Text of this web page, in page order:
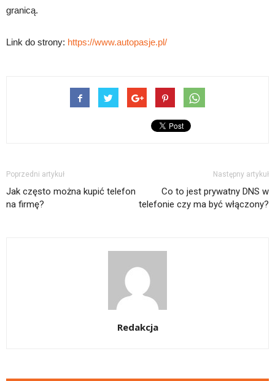
granicą.
Link do strony: https://www.autopasje.pl/
Poprzedni artykuł
Jak często można kupić telefon
na firmę?
Następny artykuł
Co to jest prywatny DNS w
telefonie czy ma być włączony?
Redakcja